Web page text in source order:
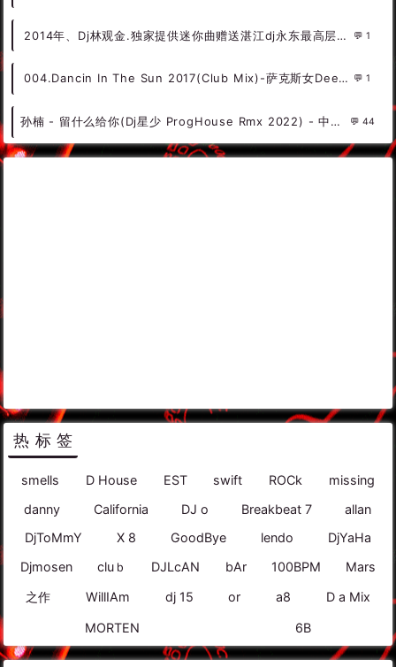
2014年、Dj林观金.独家提供迷你曲赠送湛江dj永东最高层次慢摇! 1
004.Dancin In The Sun 2017(Club Mix)-萨克斯女DeepHouse（可可DJ音乐网） 1
孙楠 - 留什么给你(Dj星少 ProgHouse Rmx 2022) - 中文Remix 中文CLUB 华语Remix 44
热标签
smells D House EST swift ROCk
missing
danny
California DJ o Breakbeat 7
allan
DjToMmY
X 8 GoodBye lendo
DjYaHa
Djmosen
cluｂ DJLcAN bAr 100BPM Mars
之作 WillIAm dj 15 or a8 D a Mix
MORTEN 6B